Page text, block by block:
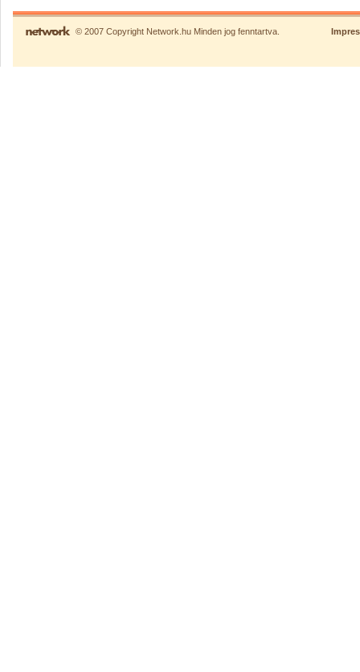
© 2007 Copyright Network.hu Minden jog fenntartva.